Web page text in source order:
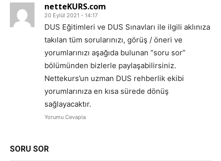
netteKURS.com
20 Eylül 2021 - 14:17
DUS Eğitimleri ve DUS Sınavları ile ilgili aklınıza
takılan tüm sorularınızı, görüş / öneri ve
yorumlarınızı aşağıda bulunan “soru sor”
bölümünden bizlerle paylaşabilirsiniz.
Nettekurs’un uzman DUS rehberlik ekibi
yorumlarınıza en kısa sürede dönüş
sağlayacaktır.
Yorumu Cevapla
SORU SOR